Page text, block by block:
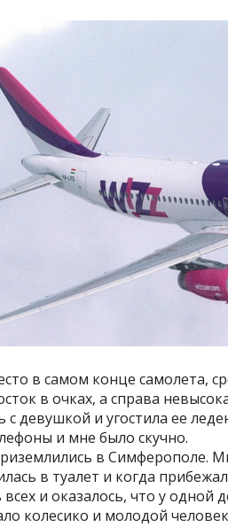
в самом конце самолета,
в очках, а справа
с девушкой и угостила ее
и мне было скучно.
в Симферополе.
в туалет и когда
и оказалось, что у одной
колесико и молодой